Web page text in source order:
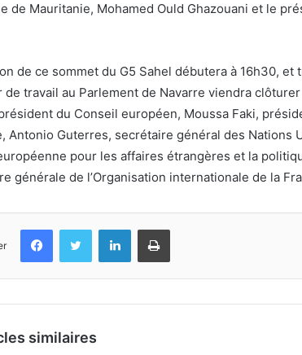
de Mauritanie, Mohamed Ould Ghazouani et le
de ce sommet du G5 Sahel débutera à 16h30,
de travail au Parlement de Navarre viendra
du Conseil européen, Moussa Faki,
Antonio Guterres, secrétaire général des Nations
pour les affaires étrangères et la
générale de l’Organisation internationale de la
FacebookTwitter LinkedinImprimer
similaires